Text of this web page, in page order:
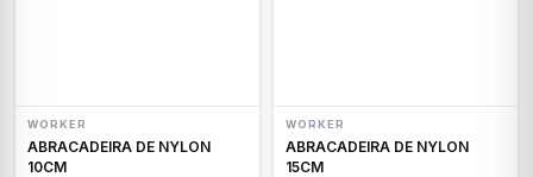
WORKER
ABRACADEIRA DE NYLON
10CM
WORKER
ABRACADEIRA DE NYLON
15CM